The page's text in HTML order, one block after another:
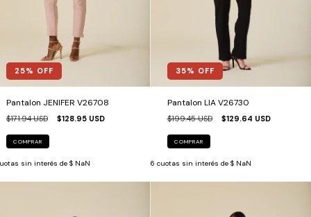
25% OFF
Pantalon JENIFER V26708
$171.94 USD $128.95 USD
COMPRAR
sin interés de $ NaN
35% OFF
Pantalon LIA V26730
$199.45 USD $129.64 USD
COMPRAR
6 cuotas sin interés de $ NaN